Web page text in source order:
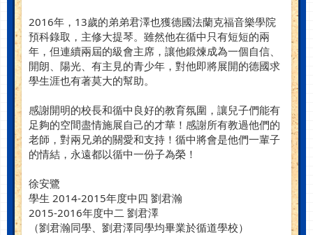
2016年，13歲的弟弟君澤也獲德國法蘭克福音樂學院
預科錄取，主修大提琴。雖然他在循中只有短短的兩
年，但連續兩屆的級會主席，讓他鍛煉成為一個自信、
開朗、陽光、有主見的青少年，對他即將展開的德國求
學生涯也有著莫大的幫助。
感謝開明的校長和循中良好的教育氛圍，讓兒子們能有
足夠的空間盡情施展自己的才華！感謝所有教過他們的
老師，對兩兄弟的關愛和支持！循中將會是他們一輩子
的情結，永遠都以循中一份子為榮！
徐安鷺
學生 2014-2015年度中四 劉君瀚
2015-2016年度中二 劉君澤
（劉君瀚同學、劉君澤同學均畢業於循道學校）